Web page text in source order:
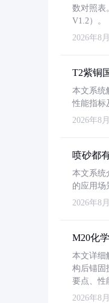
数对照表
V1.2）。
2026年8
T2紫铜
本文系统
性能指标
2026年8
喷砂都
本文系统
的应用场
2026年8
M20化
本文详细
构后锚固
要点、性
2026年8